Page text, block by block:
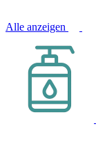
Alle anzeigen